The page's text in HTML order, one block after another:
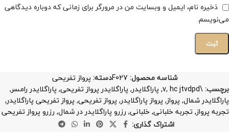
ذخیره نام، ایمیل و وبسایت من در مرورگر برای زمانی که دوباره دیدگاهی
می‌نویسم.
شناسه محصول: F027دسته: پرواز تفریحی
برچسب: \v
, hc jtvdpd
, پاراگلایدر, پاراگلایدر پرواز تفریحی, پاراگلایدر رامسر,
پاراگلایدر شمال, پرواز, پرواز پاراگلایدر, پرواز تفریحی, پرواز تفریحی پاراگلایدر,
تجربه پرواز, تجربه خلبانی,خلبانی, رزرو پاراگلایدر در شمال, رزرو پرواز تفریحی
اشتراک گذاری: